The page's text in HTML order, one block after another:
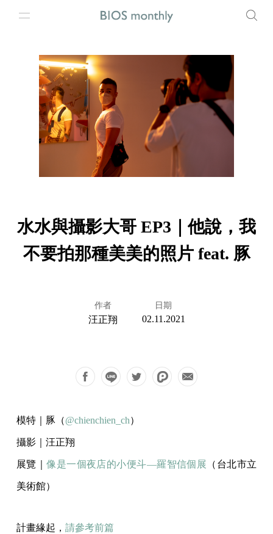
水水與攝影大哥 EP3｜他說，我
不要拍那種美美的照片 feat. 豚
作者
汪正翔
日期
02.11.2021
模特｜豚（@chienchien_ch）
攝影｜汪正翔
展覽｜像是一個夜店的小便斗—羅智信個展 （台北市立
美術館）
計畫緣起， 請參考前篇